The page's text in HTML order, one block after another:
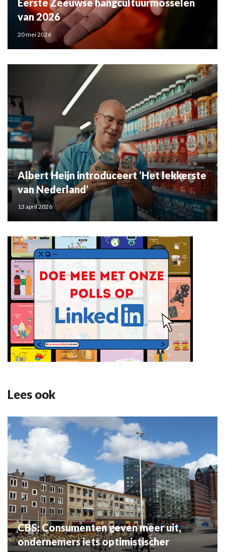
Eerste Zeeuwse hangcultuurmosselen
van 2026
20 mei 2026
Albert Heijn introduceert ‘Het lekkerste
van Nederland’
13 april 2026
Lees ook
CBS: Consumenten geven meer uit,
ondernemers iets optimistischer